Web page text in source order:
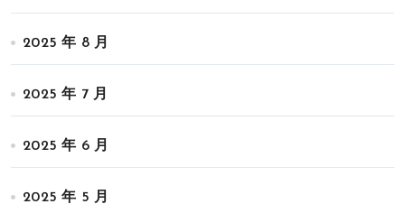
2025 年 8 月
2025 年 7 月
2025 年 6 月
2025 年 5 月